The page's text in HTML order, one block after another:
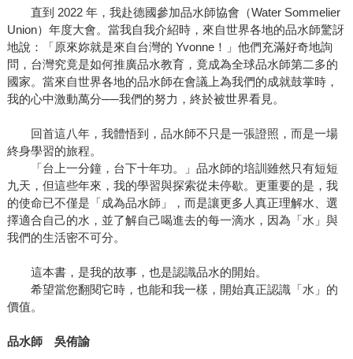
直到 2022 年，我赴德國參加品水師協會（Water Sommelier
Union）年度大會。當我自我介紹時，來自世界各地的品水師驚訝
地說：「原來妳就是來自台灣的 Yvonne！」他們充滿好奇地詢
問，台灣究竟是如何推廣品水教育，竟成為全球品水師第二多的
國家。當來自世界各地的品水師在會議上為我們的成就鼓掌時，
我的心中激動萬分──我們的努力，終於被世界看見。
回首這八年，我體悟到，品水師不只是一張證照，而是一場
終身學習的旅程。
「台上一分鐘，台下十年功。」品水師的培訓雖然只有短短
九天，但這些年來，我的學習與探索從未停歇。更重要的是，我
的使命已不僅是「成為品水師」，而是讓更多人真正理解水、選
擇適合自己的水，並了解自己喝進去的每一滴水，因為「水」與
我們的生活密不可分。
這本書，是我的故事，也是認識品水的開始。
希望當您翻閱它時，也能和我一樣，開始真正認識「水」的
價值。
品水師 吳侑諭